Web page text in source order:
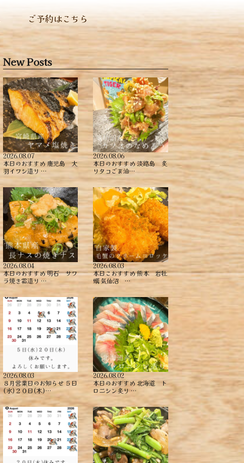
ご予約はこちら
New Posts
2026.08.07
本日のおすすめ ︎鹿児島 大
羽イワシ造り …
2026.08.06
本日のおすすめ ︎淡路島 炙
りタコごま油…
2026.08.04
本日のおすすめ ︎明石 サワ
ラ焼き霜造り …
2026.08.03
本日こおすすめ ︎熊本 岩牡
蠣 ︎気仙沼 …
2026.08.03
８月営業日のお知らせ ５日
(水)２０日(木)…
2026.08.02
本日のおすすめ ︎北海道 ト
ロニシン炙り …